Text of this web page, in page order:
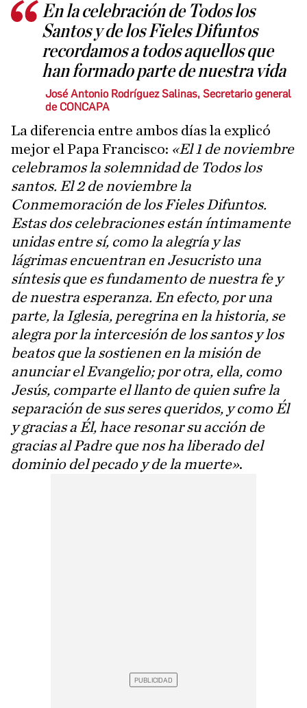
En la celebración de Todos los
Santos y de los Fieles Difuntos
recordamos a todos aquellos que
han formado parte de nuestra vida
José Antonio Rodríguez Salinas, Secretario general
de CONCAPA
La diferencia entre ambos días la explicó
mejor el Papa Francisco: «El 1 de noviembre
celebramos la solemnidad de Todos los
santos. El 2 de noviembre la
Conmemoración de los Fieles Difuntos.
Estas dos celebraciones están íntimamente
unidas entre sí, como la alegría y las
lágrimas encuentran en Jesucristo una
síntesis que es fundamento de nuestra fe y
de nuestra esperanza. En efecto, por una
parte, la Iglesia, peregrina en la historia, se
alegra por la intercesión de los santos y los
beatos que la sostienen en la misión de
anunciar el Evangelio; por otra, ella, como
Jesús, comparte el llanto de quien sufre la
separación de sus seres queridos, y como Él
y gracias a Él, hace resonar su acción de
gracias al Padre que nos ha liberado del
dominio del pecado y de la muerte».